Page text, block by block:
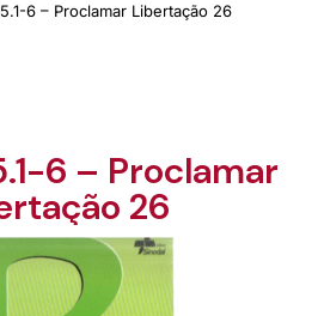
6 – Proclamar Libertação 26
6 – Proclamar
26